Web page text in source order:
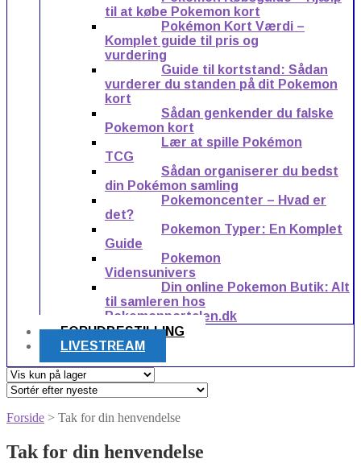
til at købe Pokemon kort
Pokémon Kort Værdi –
Komplet guide til pris og
vurdering
Guide til kortstand: Sådan
vurderer du standen på dit Pokemon
kort
Sådan genkender du falske
Pokemon kort
Lær at spille Pokémon
TCG
Sådan organiserer du bedst
din Pokémon samling
Pokemoncenter – Hvad er
det?
Pokemon Typer: En Komplet
Guide
Pokemon
Vidensunivers
Din online Pokemon Butik: Alt
til samleren hos
Pokemonportalen.dk
FORUDBESTILLING
LIVESTREAM
Forside > Tak for din henvendelse
Tak for din henvendelse